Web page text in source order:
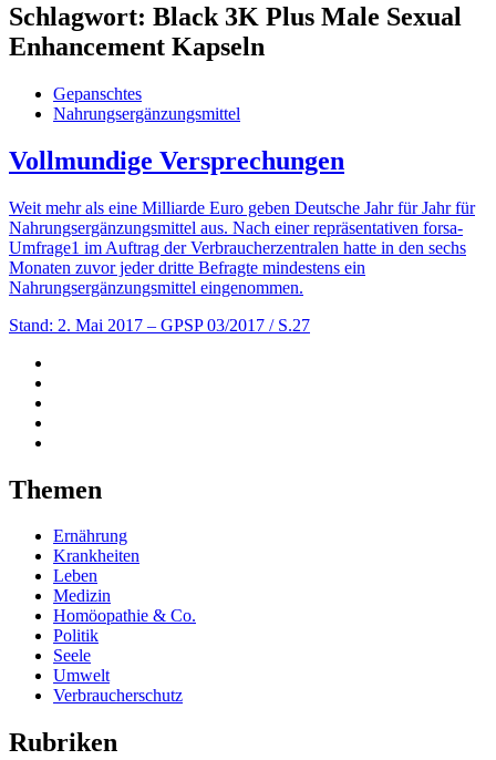
Schlagwort: Black 3K Plus Male Sexual
Enhancement Kapseln
Gepanschtes
Nahrungsergänzungsmittel
Vollmundige Versprechungen
Weit mehr als eine Milliarde Euro geben Deutsche Jahr für Jahr für
Nahrungsergänzungsmittel aus. Nach einer repräsentativen forsa-
Umfrage1 im Auftrag der Verbraucherzentralen hatte in den sechs
Monaten zuvor jeder dritte Befragte mindestens ein
Nahrungsergänzungsmittel eingenommen.
Stand: 2. Mai 2017 – GPSP 03/2017 / S.27
Themen
Ernährung
Krankheiten
Leben
Medizin
Homöopathie & Co.
Politik
Seele
Umwelt
Verbraucherschutz
Rubriken